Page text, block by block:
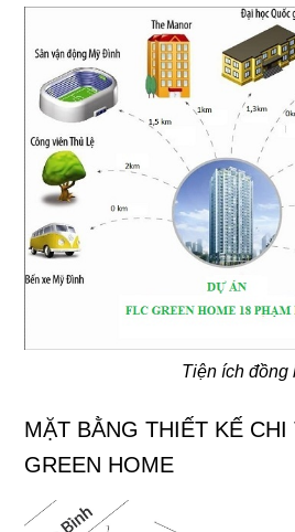
Tiện ích đồng
MẶT BẰNG THIẾT KẾ CHI
GREEN HOME